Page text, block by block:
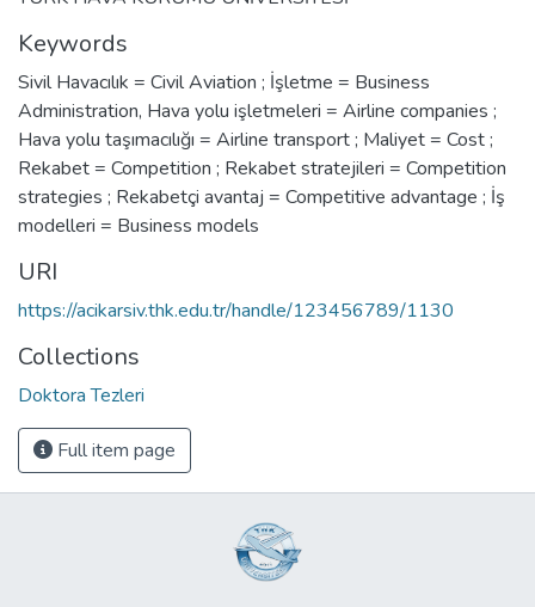
Keywords
Sivil Havacılık = Civil Aviation ; İşletme = Business
Administration, Hava yolu işletmeleri = Airline companies ;
Hava yolu taşımacılığı = Airline transport ; Maliyet = Cost ;
Rekabet = Competition ; Rekabet stratejileri = Competition
strategies ; Rekabetçi avantaj = Competitive advantage ; İş
modelleri = Business models
URI
https://acikarsiv.thk.edu.tr/handle/123456789/1130
Collections
Doktora Tezleri
Full item page